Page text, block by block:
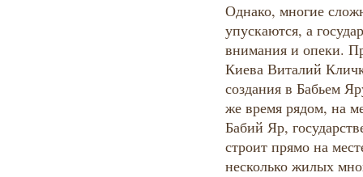
Однако, многие
упускаются, а
внимания и опеки.
Киева Виталий
создания в Бабьем
же время рядом, на
Бабий Яр,
строит прямо на
несколько жилых